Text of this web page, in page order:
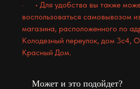
· • Для удобства вы также
воспользоваться самовывозом
магазина, расположенного по
Колодезный переулок, дом 3с4,
Красный Дом.
Может и это подойдет?